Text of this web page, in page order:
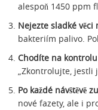
alespoň 1450 ppm
Nejezte sladké věci
bakteriím palivo.
Chodíte na
„Zkontrolujte, jestli
Po každé návštěvě
nové fazety, ale i